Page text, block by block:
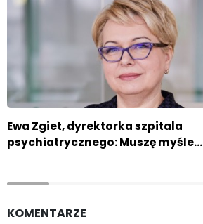
Ewa Zgiet, dyrektorka szpitala
psychiatrycznego: Muszę myśle…
KOMENTARZE